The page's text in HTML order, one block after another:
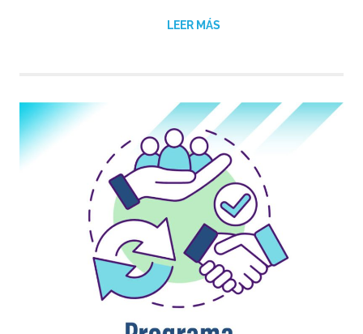
LEER MÁS